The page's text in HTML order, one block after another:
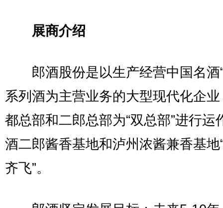
展商介绍
郎酒股份是以生产经营中国名酒“
系列酒为主营业务的大型现代化企
都总部和二郎总部为“双总部”进行运
酒二郎酱香基地和泸州浓酱兼香基地
齐飞”。